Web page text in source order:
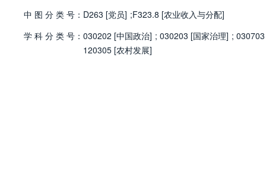
中 图 分 类 号： D263 [党员] ;F323.8 [农业收入与分配]
学 科 分 类 号： 030202 [中国政治] ; 030203 [国家治理] ;
120305 [农村发展]